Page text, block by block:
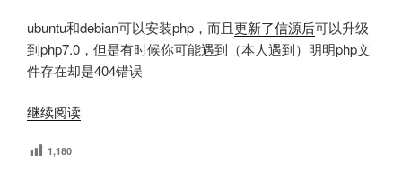
ubuntu和debian可以安装php，而且更新了信源后可以升级
到php7.0，但是有时候你可能遇到（本人遇到）明明php文
件存在却是404错误
继续阅读“php
1,180